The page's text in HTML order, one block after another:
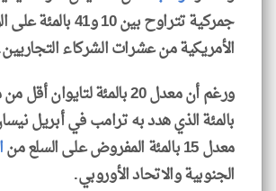
جمركية تتراوح بين 10 و41
الأمريكية من عشرات الشركاء
بالمئة الذي هدد به ترامب في أبريل
معدل 15 بالمئة المفروض على السلع من
الجنوبية والاتحاد الأوروبي.